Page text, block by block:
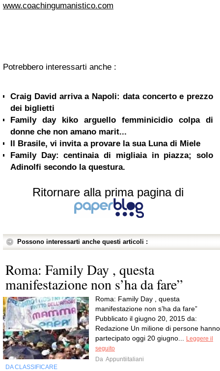
www.coachingumanistico.com
Potrebbero interessarti anche :
Craig David arriva a Napoli: data concerto e prezzo
dei biglietti
Family day kiko arguello femminicidio colpa di
donne che non amano marit...
Il Brasile, vi invita a provare la sua Luna di Miele
Family Day: centinaia di migliaia in piazza; solo
Adinolfi secondo la questura.
Ritornare alla prima pagina di
Possono interessarti anche questi articoli :
Roma: Family Day , questa
manifestazione non s’ha da fare”
Roma: Family Day , questa
manifestazione non s’ha da fare”
Pubblicato il giugno 20, 2015 da:
Redazione Un milione di persone hanno
partecipato oggi 20 giugno...
Leggere il
seguito
Da Appuntiitaliani
DA CLASSIFICARE